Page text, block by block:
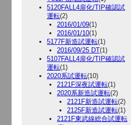
5120FALL4扉化/TIP確認試
運転(2)
2016/01/09(1)
2016/01/10(1)
5177F新造試運転(1)
2016/09/25 DT(1)
5107FALL4扉化/TIP確認試
運転(1)
2020系試運転(10)
2121F深夜試運転(1)
2020系新造試運転(2)
2121F新造試運転(2)
2125F新造試運転(1)
2121F東武線総合試運転